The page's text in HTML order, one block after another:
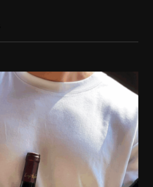
Accords mets et vins